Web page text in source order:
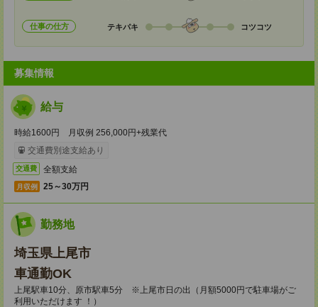
仕事の仕方 テキパキ コツコツ
募集情報
給与
時給1600円 月収例 256,000円+残業代
交通費別途支給あり
交通費 全額支給
月収例 25～30万円
勤務地
埼玉県上尾市
車通勤OK
上尾駅車10分、原市駅車5分 ※上尾市日の出（月額5000円で駐車場がご
利用いただけます ！）